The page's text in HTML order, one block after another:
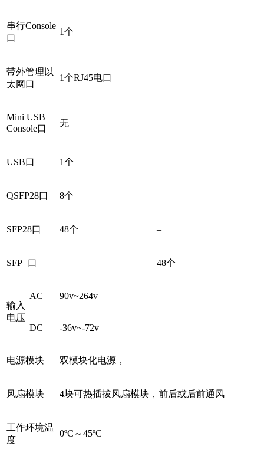
串行Console
口
1个
带外管理以
太网口
1个RJ45电口
Mini USB
Console口
无
USB口 1个
QSFP28口 8个
SFP28口 48个 –
SFP+口 – 48个
输入
电压
AC 90v~264v
DC -36v~-72v
电源模块 双模块化电源，
风扇模块 4块可热插拔风扇模块，前后或后前通风
工作环境温
度
0ºC～45ºC